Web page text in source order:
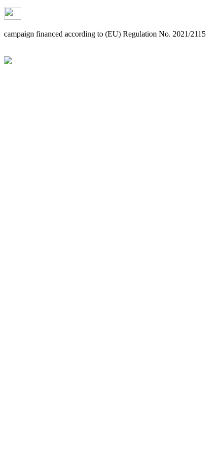
campaign financed according to (EU) Regulation No. 2021/2115